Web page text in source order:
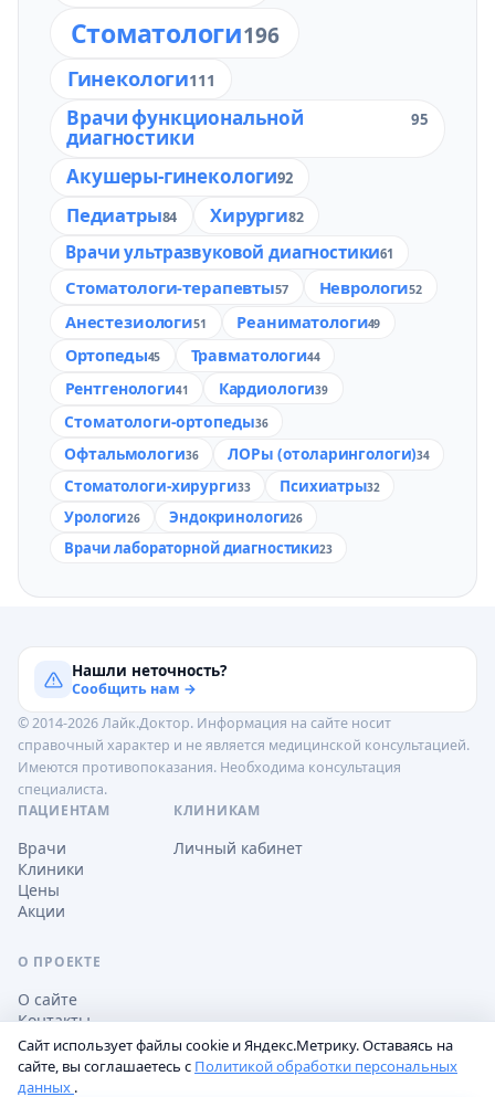
Стоматологи196
Гинекологи111
Врачи функциональной
диагностики
95
Акушеры-гинекологи92
Педиатры84 Хирурги82
Врачи ультразвуковой диагностики61
Стоматологи-терапевты57 Неврологи52
Анестезиологи51 Реаниматологи49
Ортопеды45 Травматологи44
Рентгенологи41 Кардиологи39
Стоматологи-ортопеды36
Офтальмологи36 ЛОРы (отоларингологи)34
Стоматологи-хирурги33 Психиатры32
Урологи26 Эндокринологи26
Врачи лабораторной диагностики23
Нашли неточность?
Сообщить нам →
© 2014-2026 Лайк.Доктор. Информация на сайте носит
справочный характер и не является медицинской консультацией.
Имеются противопоказания. Необходима консультация
специалиста.
ПАЦИЕНТАМ
Врачи
Клиники
Цены
Акции
КЛИНИКАМ
Личный кабинет
О ПРОЕКТЕ
О сайте
Контакты
Сайт использует файлы cookie и Яндекс.Метрику. Оставаясь на
сайте, вы соглашаетесь с Политикой обработки персональных
данных .